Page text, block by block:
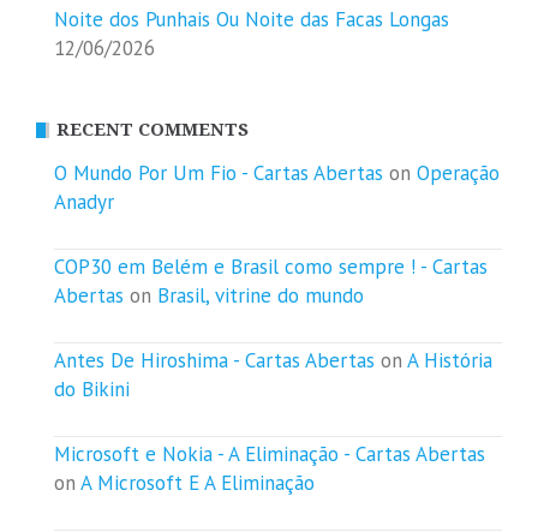
Noite dos Punhais Ou Noite das Facas Longas
12/06/2026
RECENT COMMENTS
O Mundo Por Um Fio - Cartas Abertas on Operação
Anadyr
COP30 em Belém e Brasil como sempre ! - Cartas
Abertas on Brasil, vitrine do mundo
Antes De Hiroshima - Cartas Abertas on A História
do Bikini
Microsoft e Nokia - A Eliminação - Cartas Abertas
on A Microsoft E A Eliminação